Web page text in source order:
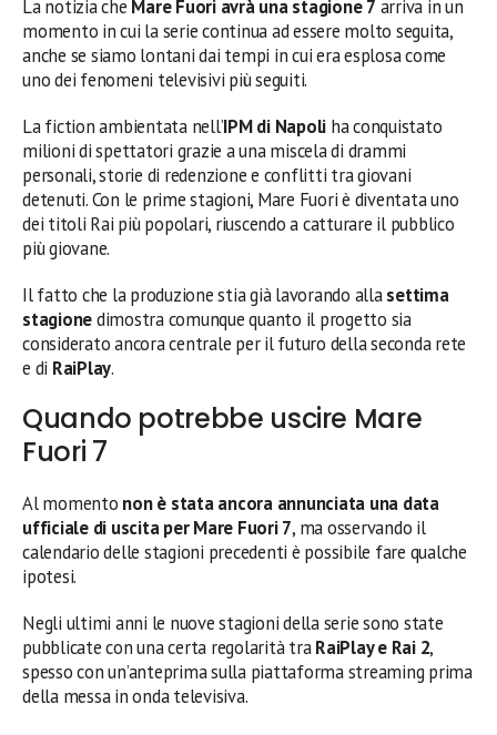
La notizia che Mare Fuori avrà una stagione 7 arriva in un
momento in cui la serie continua ad essere molto seguita,
anche se siamo lontani dai tempi in cui era esplosa come
uno dei fenomeni televisivi più seguiti.
La fiction ambientata nell’IPM di Napoli ha conquistato
milioni di spettatori grazie a una miscela di drammi
personali, storie di redenzione e conflitti tra giovani
detenuti. Con le prime stagioni, Mare Fuori è diventata uno
dei titoli Rai più popolari, riuscendo a catturare il pubblico
più giovane.
Il fatto che la produzione stia già lavorando allasettima
stagionedimostra comunque quanto il progetto sia
considerato ancora centrale per il futuro della seconda rete
e di RaiPlay.
Quando potrebbe uscire Mare
Fuori 7
Al momento non è stata ancora annunciata una data
ufficiale di uscita per Mare Fuori 7, ma osservando il
calendario delle stagioni precedenti è possibile fare qualche
ipotesi.
Negli ultimi anni le nuove stagioni della serie sono state
pubblicate con una certa regolarità traRaiPlay e Rai 2,
spesso con un’anteprima sulla piattaforma streaming prima
della messa in onda televisiva.